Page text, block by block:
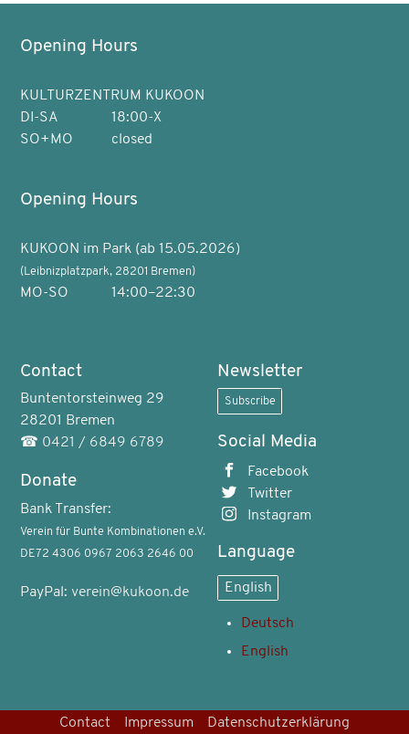
Opening Hours
KULTURZENTRUM KUKOON
DI-SA
18:00-X
SO+MO
closed
Opening Hours
KUKOON im Park (ab 15.05.2026)
(Leibnizplatzpark, 28201 Bremen)
MO-SO 14:00–22:30
Contact
Buntentorsteinweg 29
28201 Bremen
☎ 0421 / 6849 6789
Donate
Bank Transfer:
Verein für Bunte Kombinationen e.V.
DE72 4306 0967 2063 2646 00
PayPal:verein@kukoon.de
Newsletter
Subscribe
Social Media
Facebook
Twitter
Instagram
Language
English
Deutsch
English
Contact Impressum Datenschutzerklärung